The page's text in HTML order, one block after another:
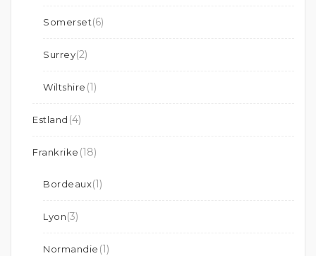
Somerset(6)
Surrey(2)
Wiltshire (1)
Estland (4)
Frankrike (18)
Bordeaux(1)
Lyon(3)
Normandie (1)